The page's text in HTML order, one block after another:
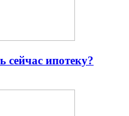
сейчас ипотеку?